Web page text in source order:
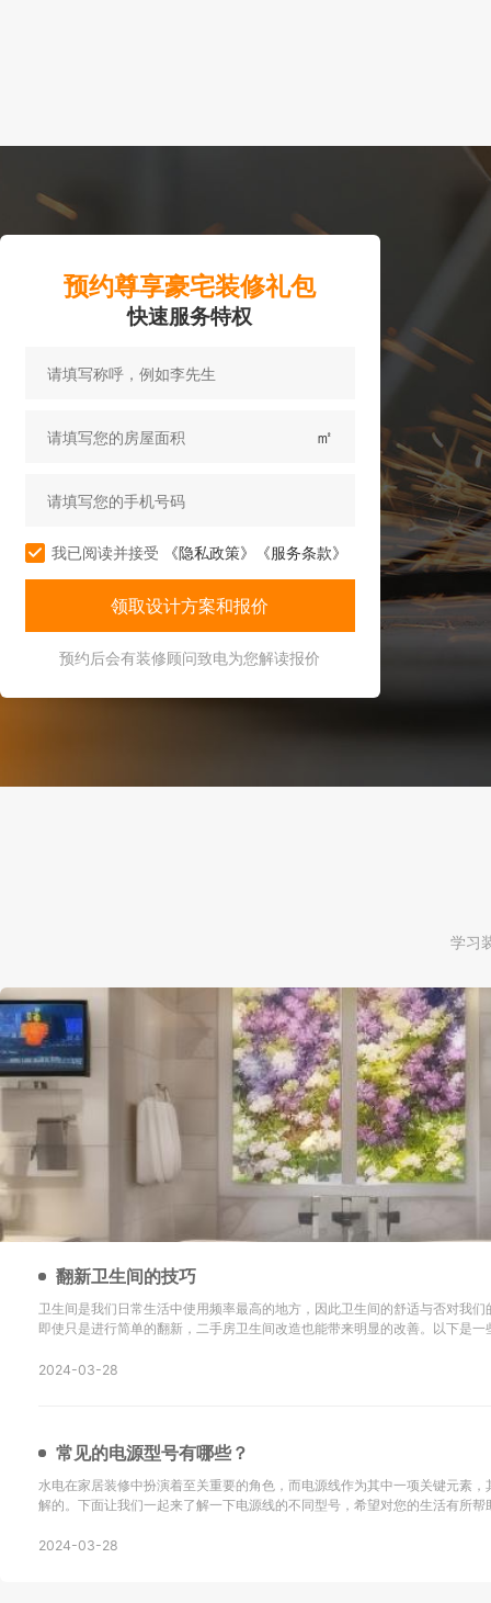
预约尊享豪宅装修礼包
快速服务特权
㎡
我已阅读并接受 《隐私政策》 《服务条款》
预约后会有装修顾问致电为您解读报价
学习
翻新卫生间的技巧
卫生间是我们日常生活中使用频率最高的地方，因此卫生间的舒适与否对我们
即使只是进行简单的翻新，二手房卫生间改造也能带来明显的改善。以下是一
铺设瓷砖是很重要的。确保地砖的铺设
2024-03-28
常见的电源型号有哪些？
水电在家居装修中扮演着至关重要的角色，而电源线作为其中一项关键元素，
解的。下面让我们一起来了解一下电源线的不同型号，希望对您的生活有所帮助！ SYV：这
同轴电缆。 KVV：这种电缆采用聚氯乙烯
2024-03-28